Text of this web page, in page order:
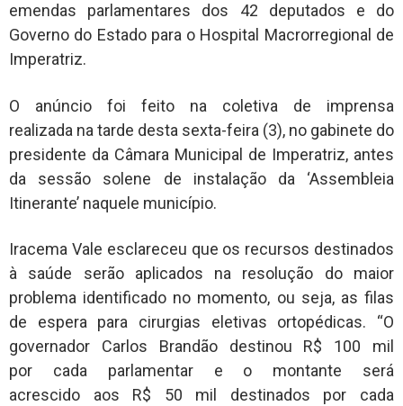
emendas parlamentares dos 42 deputados e do
Governo do Estado para o Hospital Macrorregional de
Imperatriz.
O anúncio foi feito na coletiva de imprensa
realizada na tarde desta sexta-feira (3), no gabinete do
presidente da Câmara Municipal de Imperatriz, antes
da sessão solene de instalação da ‘Assembleia
Itinerante’ naquele município.
Iracema Vale esclareceu que os recursos destinados
à saúde serão aplicados na resolução do maior
problema identificado no momento, ou seja, as filas
de espera para cirurgias eletivas ortopédicas. “O
governador Carlos Brandão destinou R$ 100 mil
por cada parlamentar e o montante será
acrescido aos R$ 50 mil destinados por cada